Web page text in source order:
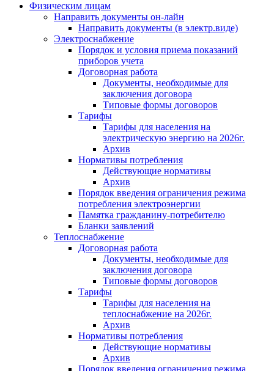
Физическим лицам
Направить документы он-лайн
Направить документы (в электр.виде)
Электроснабжение
Порядок и условия приема показаний
приборов учета
Договорная работа
Документы, необходимые для
заключения договора
Типовые формы договоров
Тарифы
Тарифы для населения на
электрическую энергию на 2026г.
Архив
Нормативы потребления
Действующие нормативы
Архив
Порядок введения ограничения режима
потребления электроэнергии
Памятка гражданину-потребителю
Бланки заявлений
Теплоснабжение
Договорная работа
Документы, необходимые для
заключения договора
Типовые формы договоров
Тарифы
Тарифы для населения на
теплоснабжение на 2026г.
Архив
Нормативы потребления
Действующие нормативы
Архив